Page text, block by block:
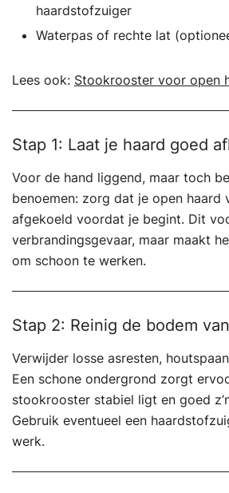
haardstofzuiger
Waterpas of rechte lat
Lees ook: Stookrooster voor open
Stap 1: Laat je haard goed
Voor de hand liggend, maar toch
benoemen: zorg dat je open haard
afgekoeld voordat je begint. Dit
verbrandingsgevaar, maar maakt
om schoon te werken.
Stap 2: Reinig de bodem
Verwijder losse asresten,
Een schone ondergrond zorgt
stookrooster stabiel ligt en goed
Gebruik eventueel een
werk.